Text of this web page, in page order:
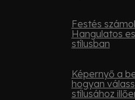
Festés
Hangulatos
stílusban
Képernyő a
hogyan
stílusához